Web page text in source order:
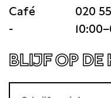
Café
020
-
BLIJF OP DE